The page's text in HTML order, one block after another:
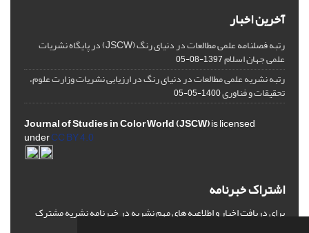
آخرین اخبار
رتبه فصلنامه علمی مطالعات در دنیای رنگ (JSCW) در پایگاه نشریات
علمی جهان اسلام1397-08-05
رتبه نشریه علمی مطالعات در دنیای رنگ در ارزیابی نشریات وزارت علوم،
تحقیقات و فناوری1400-05-05
Journal of Studies in Color World (JSCW)is licensed
underCC BY 4.0
اشتراک خبرنامه
برای دریافت اخبار و اطلاعیه های مهم نشریه در خبرنامه نشریه مشترک